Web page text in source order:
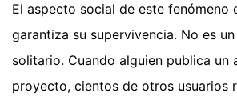
El aspecto social de este fenómeno
garantiza su supervivencia. No es
solitario. Cuando alguien publica un
proyecto, cientos de otros usuarios